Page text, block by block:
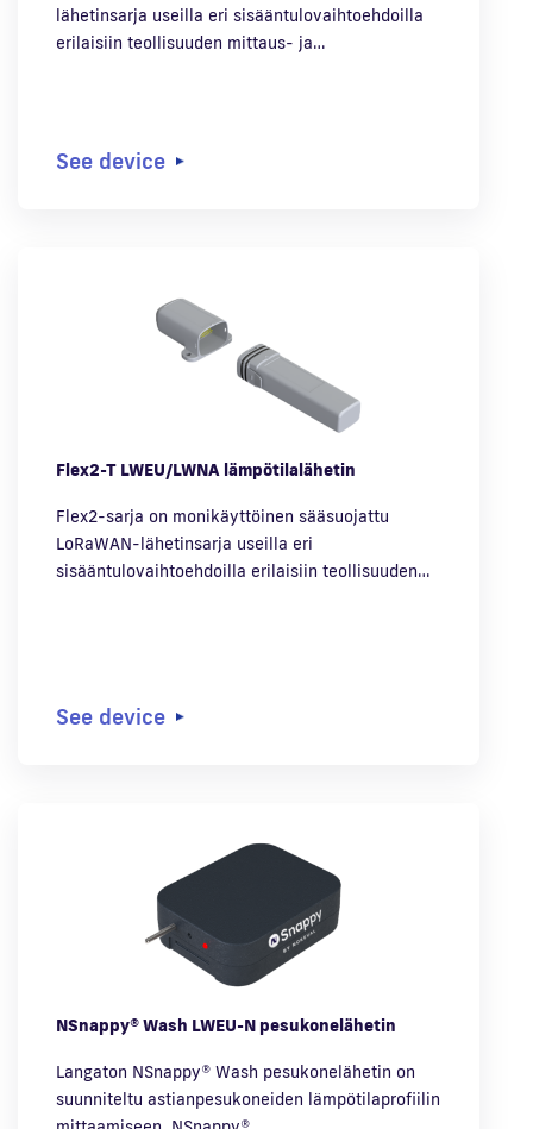
lähetinsarja useilla eri sisääntulovaihtoehdoilla
erilaisiin teollisuuden mittaus- ja…
See device
Flex2-T LWEU/LWNA lämpötilalähetin
Flex2-sarja on monikäyttöinen sääsuojattu
LoRaWAN-lähetinsarja useilla eri
sisääntulovaihtoehdoilla erilaisiin teollisuuden…
See device
NSnappy® Wash LWEU-N pesukonelähetin
Langaton NSnappy® Wash pesukonelähetin on
suunniteltu astianpesukoneiden lämpötilaprofiilin